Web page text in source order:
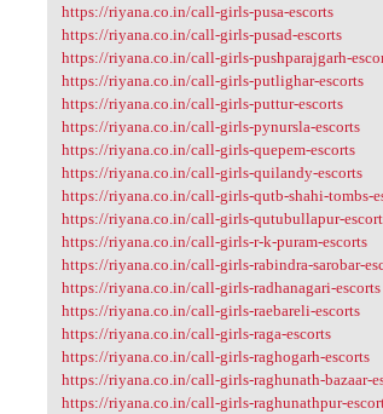
https://riyana.co.in/call-girls-pusa-escorts
https://riyana.co.in/call-girls-pusad-escorts
https://riyana.co.in/call-girls-pushparajgarh-
https://riyana.co.in/call-girls-putlighar-escorts
https://riyana.co.in/call-girls-puttur-escorts
https://riyana.co.in/call-girls-pynursla-escorts
https://riyana.co.in/call-girls-quepem-escorts
https://riyana.co.in/call-girls-quilandy-escorts
https://riyana.co.in/call-girls-qutb-shahi-tombs-
https://riyana.co.in/call-girls-qutubullapur-
https://riyana.co.in/call-girls-r-k-puram-escorts
https://riyana.co.in/call-girls-rabindra-sarobar-
https://riyana.co.in/call-girls-radhanagari-escorts
https://riyana.co.in/call-girls-raebareli-escorts
https://riyana.co.in/call-girls-raga-escorts
https://riyana.co.in/call-girls-raghogarh-escorts
https://riyana.co.in/call-girls-raghunath-bazaar-
https://riyana.co.in/call-girls-raghunathpur-